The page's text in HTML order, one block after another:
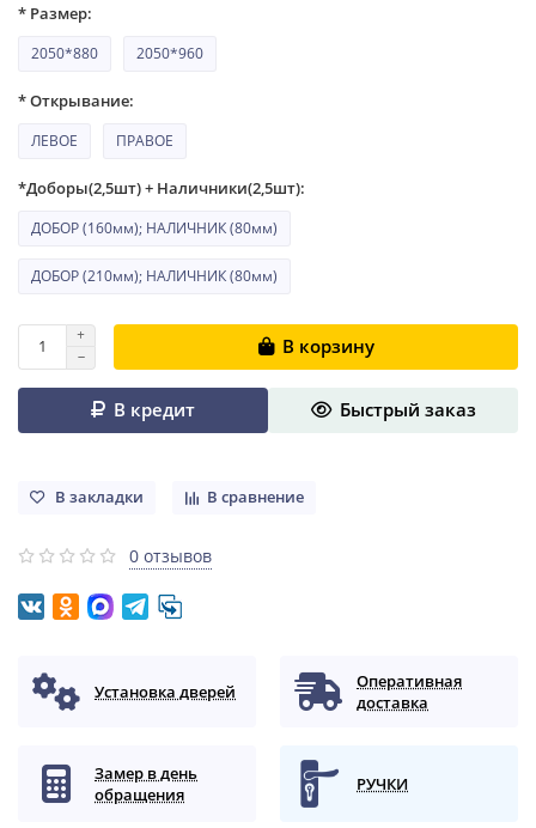
* Размер:
2050*880 2050*960
* Открывание:
ЛЕВОЕ ПРАВОЕ
*Доборы(2,5шт) + Наличники(2,5шт):
ДОБОР (160мм); НАЛИЧНИК (80мм)
ДОБОР (210мм); НАЛИЧНИК (80мм)
В корзину
В кредит Быстрый заказ
В закладки В сравнение
0 отзывов
Установка дверей
Оперативная
доставка
Замер в день
обращения
РУЧКИ